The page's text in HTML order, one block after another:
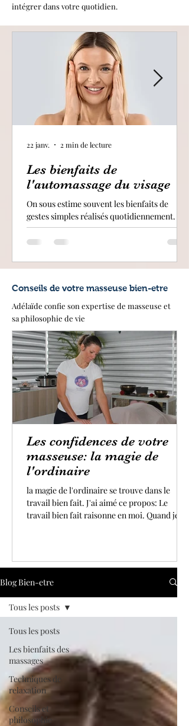
intégrer dans votre quotidien.
Les bienfaits de
l'automassage du visage
On sous estime souvent les bienfaits de
gestes simples réalisés quotidiennement. Et
pourtant ! Quelques minutes d'automassage
chaque jour peuvent vous changer la vie sur
propose de passer en revue les bienfaits de
22 janv. 2 min de lecture
Conseils de votre masseuse bien-etre
Adélaïde confie son expertise de masseuse et
sa philosophie de vie
Les confidences de votre
masseuse: la magie de
l'ordinaire
la magie de l'ordinaire se trouve dans le
travail bien fait. J'ai aimé ce propos: Le
travail bien fait raisonne en moi. Quand je
même dans ses actions est une des clés du
bonheur. Quand je ressens l'apaisement, la
chers clients(es), après un massage ou un
soin, je suis remplie de gratitude.
Blog Bien-etre
Tous les posts
Les bienfaits des
massages
Techniques de
relaxation
Conseils et
philosophie
Tous les posts